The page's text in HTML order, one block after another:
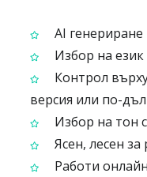
AI
Избор на език
Контрол
версия или по-
Избор на тон
Ясен, лесен
Работи